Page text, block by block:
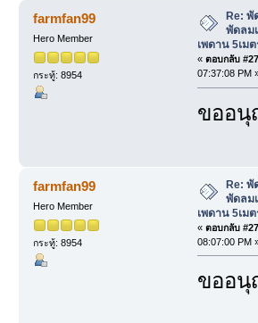
farmfan99
Hero Member
กระทู้: 8954
Re: พั
พัดลม
เพดาน 5เม
« ตอบกลับ
07:37:08 PM
ขออนุ
farmfan99
Hero Member
กระทู้: 8954
Re: พั
พัดลม
เพดาน 5เม
« ตอบกลับ
08:07:00 PM
ขออนุ